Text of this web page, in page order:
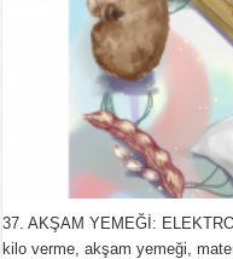
37. AKŞAM YEMEĞİ:
kilo verme, akşam yemeği,